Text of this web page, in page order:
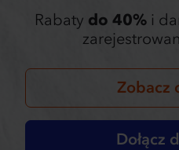
Rabaty do 40%i
Zobacz
Dołącz